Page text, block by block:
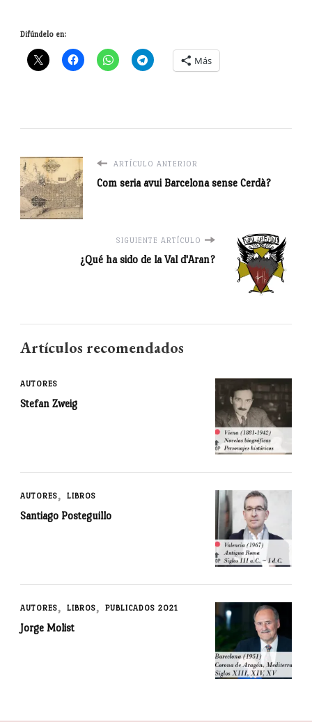
Difúndelo en:
Más
ARTÍCULO ANTERIOR
Com seria avui Barcelona sense Cerdà?
SIGUIENTE ARTÍCULO
¿Qué ha sido de la Val d'Aran?
Artículos recomendados
AUTORES
Stefan Zweig
AUTORES LIBROS
Santiago Posteguillo
AUTORES LIBROS PUBLICADOS 2021
Jorge Molist